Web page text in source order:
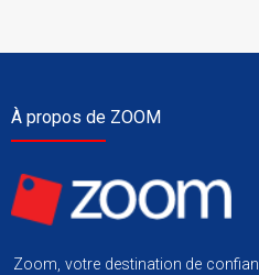
À propos de ZOOM
Zoom, votre destination de